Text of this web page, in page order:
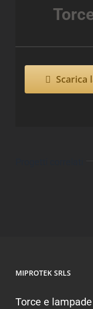
Scarica
MIPROTEK SRLS
Torce e